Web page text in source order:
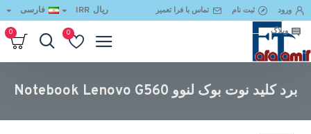
ورود ثبت نام تماس با فرا تعمیر
وبلاگ
ریال IRR فارسی
0
0
برد کلید نوت بوک لنوو Notebook Lenovo G560